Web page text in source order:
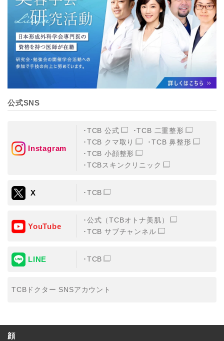
TCBグループは、取り扱う個人情報を、厳正な管理の下
に蓄積・保管し、当該個人情報への不正アクセス・紛
失・破壊・改ざんおよび漏洩等を防止するため、必要か
つ適切な組織的・人的・物理的・技術的防御措置を講じ
ます。
【個人情報の共同利用について】
TCBグループは、【利用目的】達成に必要な範囲で、取
得情報を共同して利用することがあります。
なお、共同利用にあたっては、一般社団法人メディカル
す。
一般社団法人メディカルアライアンス
①共同して利用される情報
②共同して利用する者の範囲
③共同利用する者の利用目的
【外部委託について】
おいて、取得情報の取扱いの全部または一部を外部の業
務委託先に委託することがあります。取得情報の取り扱
公式SNS
Instagram
TCB 公式
TCB 二重整形
TCB クマ取り
TCB 鼻整形
TCB 小顔整形
TCBスキンクリニック
X TCB
YouTube
公式（TCBオトナ美肌）
TCB サブチャンネル
LINE TCB
TCBドクター SNSアカウント
顔